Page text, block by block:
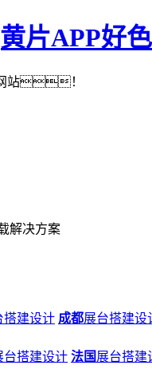
片APP好
站！
解决方案
搭建设计 成都展台搭建设
台搭建设计 法国 展台搭建